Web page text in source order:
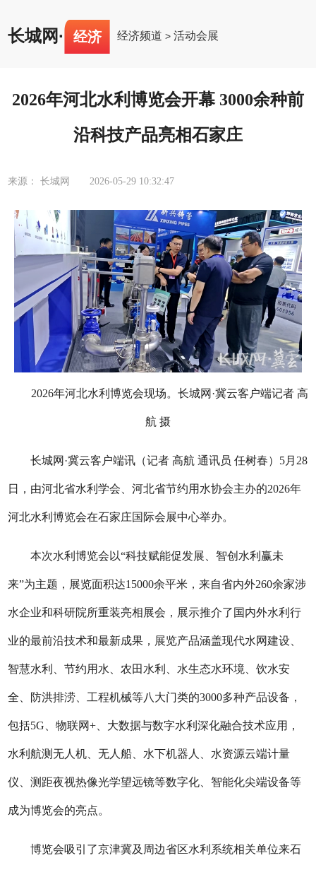
长城网· 经济 经济频道 >活动会展
2026年河北水利博览会开幕 3000余种前
沿科技产品亮相石家庄
来源： 长城网 2026-05-29 10:32:47
2026年河北水利博览会现场。长城网·冀云客户端记者 高
航 摄
长城网·冀云客户端讯（记者 高航 通讯员 任树春）5月28
日，由河北省水利学会、河北省节约用水协会主办的2026年
河北水利博览会在石家庄国际会展中心举办。
本次水利博览会以“科技赋能促发展、智创水利赢未
来”为主题，展览面积达15000余平米，来自省内外260余家涉
水企业和科研院所重装亮相展会，展示推介了国内外水利行
业的最前沿技术和最新成果，展览产品涵盖现代水网建设、
智慧水利、节约用水、农田水利、水生态水环境、饮水安
全、防洪排涝、工程机械等八大门类的3000多种产品设备，
包括5G、物联网+、大数据与数字水利深化融合技术应用，
水利航测无人机、无人船、水下机器人、水资源云端计量
仪、测距夜视热像光学望远镜等数字化、智能化尖端设备等
成为博览会的亮点。
博览会吸引了京津冀及周边省区水利系统相关单位来石